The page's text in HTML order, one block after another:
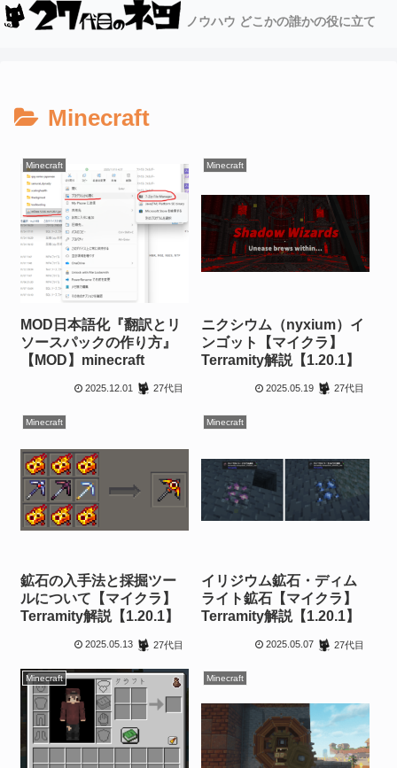
ノウハウ どこかの誰かの役に立て
Minecraft
Minecraft
MOD日本語化『翻訳とリ
ソースパックの作り方』
【MOD】minecraft
2025.12.01 27代目
Minecraft
ニクシウム（nyxium）イ
ンゴット【マイクラ】
Terramity解説【1.20.1】
2025.05.19 27代目
Minecraft
鉱石の入手法と採掘ツー
ルについて【マイクラ】
Terramity解説【1.20.1】
2025.05.13 27代目
Minecraft
イリジウム鉱石・ディム
ライト鉱石【マイクラ】
Terramity解説【1.20.1】
2025.05.07 27代目
Minecraft Minecraft